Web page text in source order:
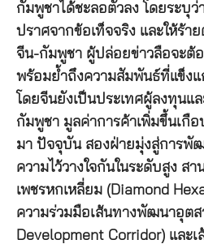
กัมพูชาได้ชะลอตัวลง โดยระบุว่
ปราศจากข้อเท็จจริง และให้ร้า
จีน-กัมพูชา ผู้ปล่อยข่าวลือจะต้
พร้อมย้ำถึงความสัมพันธ์ที่แข็งแ
โดยจีนยังเป็นประเทศผู้ลงทุนแ
กัมพูชา มูลค่าการค้าเพิ่มขึ้นเกื
มา ปัจจุบัน สองฝ่ายมุ่งสู่การพั
ความไว้วางใจกันในระดับสูง ส
เพชรหกเหลี่ยม (Diamond
ความร่วมมือเส้นทางพัฒนาอุต
Development Corridor) และ